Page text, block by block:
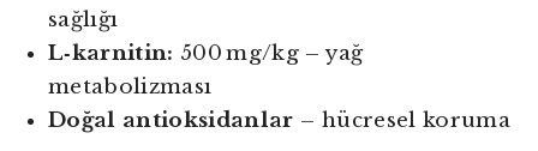
sağlığı
L‑karnitin: 500 mg/kg – yağ
metabolizması
Doğal antioksidanlar – hücresel koruma